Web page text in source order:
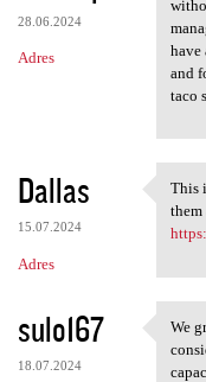
28.06.2024
Adres
have
and
taco
Dallas
15.07.2024
Adres
This
This
them
sulo167
18.07.2024
We
We